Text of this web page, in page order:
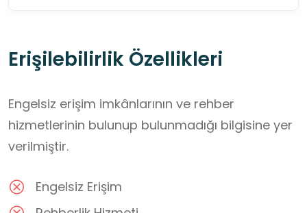
Erişilebilirlik Özellikleri
Engelsiz erişim imkânlarının ve rehber
hizmetlerinin bulunup bulunmadığı bilgisine yer
verilmiştir.
Engelsiz Erişim